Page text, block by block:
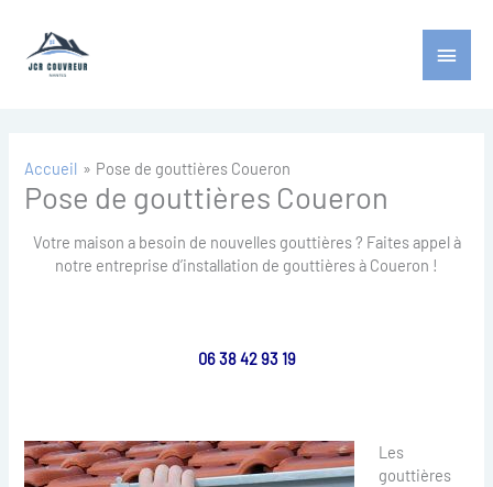
contenu
Menu
Accueil Pose de gouttières Coueron
Pose de gouttières Coueron
Votre maison a besoin de nouvelles gouttières ? Faites appel à
notre entreprise d’installation de gouttières à Coueron !
06 38 42 93 19
Les
gouttières